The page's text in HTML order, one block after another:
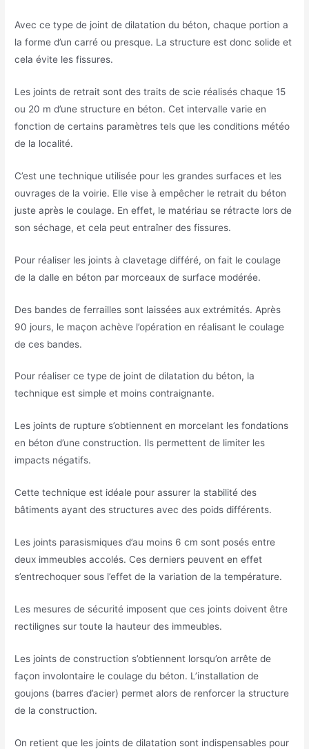
Avec ce type de joint de dilatation du béton, chaque portion a
la forme d’un carré ou presque. La structure est donc solide et
cela évite les fissures.
Les joints de retrait sont des traits de scie réalisés chaque 15
ou 20 m d’une structure en béton. Cet intervalle varie en
fonction de certains paramètres tels que les conditions météo
de la localité.
C’est une technique utilisée pour les grandes surfaces et les
ouvrages de la voirie. Elle vise à empêcher le retrait du béton
juste après le coulage. En effet, le matériau se rétracte lors de
son séchage, et cela peut entraîner des fissures.
Pour réaliser les joints à clavetage différé, on fait le coulage
de la dalle en béton par morceaux de surface modérée.
Des bandes de ferrailles sont laissées aux extrémités. Après
90 jours, le maçon achève l’opération en réalisant le coulage
de ces bandes.
Pour réaliser ce type de joint de dilatation du béton, la
technique est simple et moins contraignante.
Les joints de rupture s’obtiennent en morcelant les fondations
en béton d’une construction. Ils permettent de limiter les
impacts négatifs.
Cette technique est idéale pour assurer la stabilité des
bâtiments ayant des structures avec des poids différents.
Les joints parasismiques d’au moins 6 cm sont posés entre
deux immeubles accolés. Ces derniers peuvent en effet
s’entrechoquer sous l’effet de la variation de la température.
Les mesures de sécurité imposent que ces joints doivent être
rectilignes sur toute la hauteur des immeubles.
Les joints de construction s’obtiennent lorsqu’on arrête de
façon involontaire le coulage du béton. L’installation de
goujons (barres d’acier) permet alors de renforcer la structure
de la construction.
On retient que les joints de dilatation sont indispensables pour